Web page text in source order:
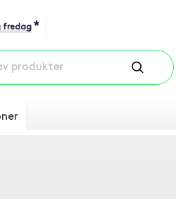
fredag *